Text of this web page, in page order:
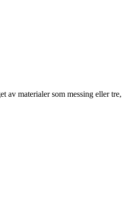
av materialer som messing eller tre,